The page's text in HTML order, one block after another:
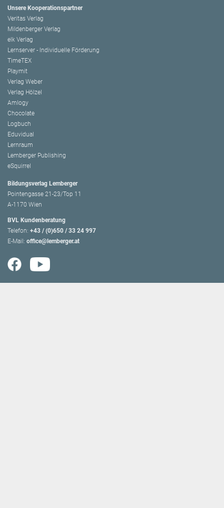
Unsere Kooperationspartner
Veritas Verlag
Mildenberger Verlag
elk Verlag
Lernserver - Individuelle Förderung
TimeTEX
Playmit
Verlag Weber
Verlag Hölzel
Amlogy
Chocolate
Logbuch
Eduvidual
Lernraum
Lemberger Publishing
eSquirrel
Bildungsverlag Lemberger
Pointengasse 21-23/Top 11
A-1170 Wien
BVL Kundenberatung
Telefon: +43 / (0)650 / 33 24 997
E-Mail: office@lemberger.at